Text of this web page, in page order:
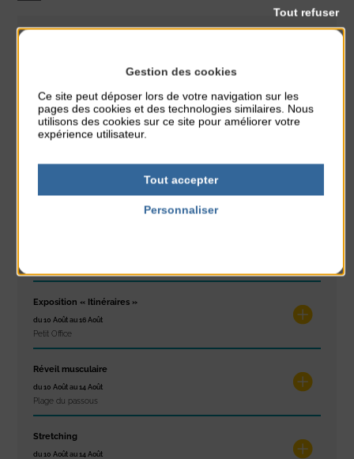
PARTAGER CETTE INFO :
À noter aussi
Glisse & Environnement
Exposition « Itinéraires »
du 10 Août au 16 Août
Petit Office
Réveil musculaire
du 10 Août au 14 Août
Plage du passous
Stretching
du 10 Août au 14 Août
Gestion des cookies
Ce site peut déposer lors de votre navigation sur les
pages des cookies et des technologies similaires. Nous
utilisons des cookies sur ce site pour améliorer votre
expérience utilisateur.
Tout accepter
Tout refuser
Personnaliser